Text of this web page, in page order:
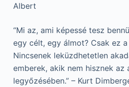
Albert
“Mi az, ami képessé tesz
egy célt, egy álmot? Csak ez
Nincsenek leküzdhetetlen
emberek, akik nem hisznek az
legyőzésében.” – Kurt